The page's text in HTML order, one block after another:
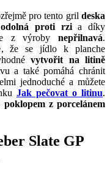
pro tento gril deska
odolná proti rzia díky
je z výroby nepřilnavá.
že se jídlo k planche
vytvořit na litině
a také pomáhá chránit
jednoduché a můžete
Jak pečovat o litinu.
z porcelánem
Slate GP